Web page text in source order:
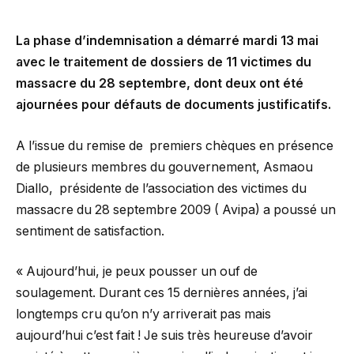
La phase d’indemnisation a démarré mardi 13 mai
avec le traitement de dossiers de 11 victimes du
massacre du 28 septembre, dont deux ont été
ajournées pour défauts de documents justificatifs.
A l’issue du remise de premiers chèques en présence
de plusieurs membres du gouvernement, Asmaou
Diallo, présidente de l’association des victimes du
massacre du 28 septembre 2009 ( Avipa) a poussé un
sentiment de satisfaction.
« Aujourd’hui, je peux pousser un ouf de
soulagement. Durant ces 15 dernières années, j’ai
longtemps cru qu’on n’y arriverait pas mais
aujourd’hui c’est fait ! Je suis très heureuse d’avoir